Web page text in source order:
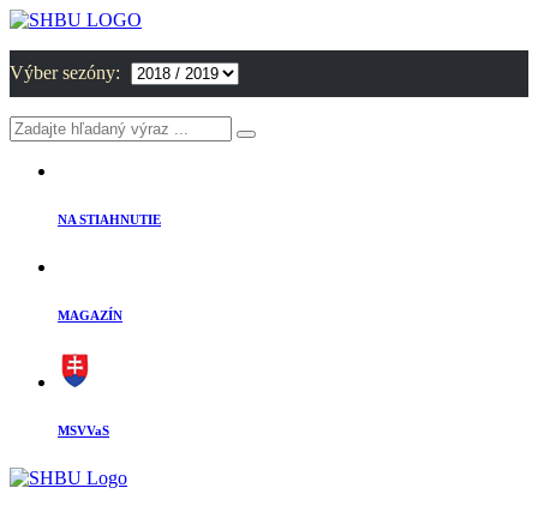
Výber sezóny:
NA STIAHNUTIE
MAGAZÍN
MSVVaS